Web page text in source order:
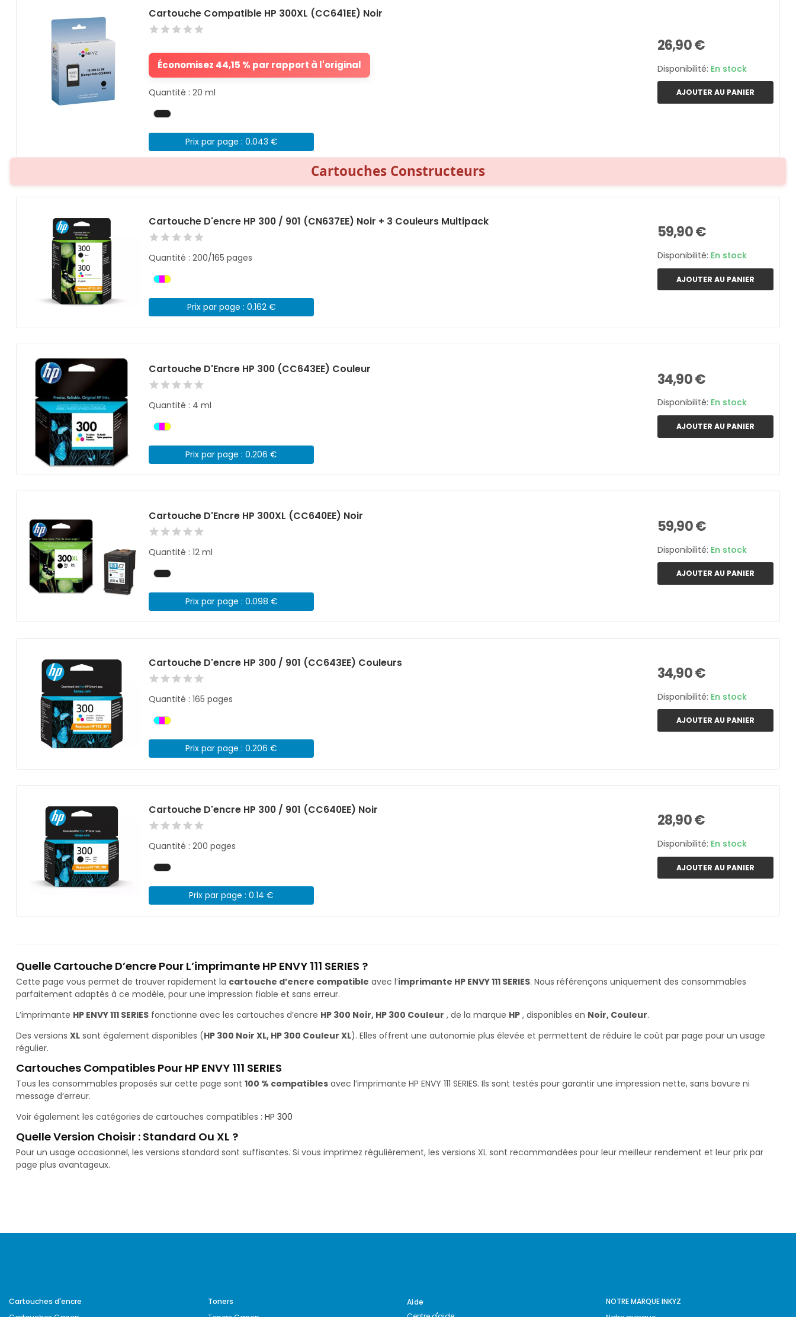
Cartouche Compatible HP 300XL (CC641EE) Noir
Économisez 44,15 % par rapport à l'original
Quantité : 20 ml
Prix par page : 0.043 €
26,90 €
Disponibilité: En stock
AJOUTER AU PANIER
Cartouches Constructeurs
Cartouche D'encre HP 300 / 901 (CN637EE) Noir + 3 Couleurs Multipack
Quantité : 200/165 pages
Prix par page : 0.162 €
59,90 €
Disponibilité: En stock
AJOUTER AU PANIER
Cartouche D'Encre HP 300 (CC643EE) Couleur
Quantité : 4 ml
Prix par page : 0.206 €
34,90 €
Disponibilité: En stock
AJOUTER AU PANIER
Cartouche D'Encre HP 300XL (CC640EE) Noir
Quantité : 12 ml
Prix par page : 0.098 €
59,90 €
Disponibilité: En stock
AJOUTER AU PANIER
Cartouche D'encre HP 300 / 901 (CC643EE) Couleurs
Quantité : 165 pages
Prix par page : 0.206 €
34,90 €
Disponibilité: En stock
AJOUTER AU PANIER
Cartouche D'encre HP 300 / 901 (CC640EE) Noir
Quantité : 200 pages
Prix par page : 0.14 €
28,90 €
Disponibilité: En stock
AJOUTER AU PANIER
Quelle Cartouche D’encre Pour L’imprimante HP ENVY 111 SERIES ?
Cette page vous permet de trouver rapidement la cartouche d’encre compatible avec l’imprimante HP ENVY 111 SERIES. Nous référençons uniquement des consommables
parfaitement adaptés à ce modèle, pour une impression fiable et sans erreur.
L’imprimante HP ENVY 111 SERIES fonctionne avec les cartouches d’encre HP 300 Noir, HP 300 Couleur , de la marque HP , disponibles en Noir, Couleur.
Des versions XL sont également disponibles (HP 300 Noir XL, HP 300 Couleur XL). Elles offrent une autonomie plus élevée et permettent de réduire le coût par page pour un usage
régulier.
Cartouches Compatibles Pour HP ENVY 111 SERIES
Tous les consommables proposés sur cette page sont 100 % compatibles avec l’imprimante HP ENVY 111 SERIES. Ils sont testés pour garantir une impression nette, sans bavure ni
message d’erreur.
Voir également les catégories de cartouches compatibles : HP 300
Quelle Version Choisir : Standard Ou XL ?
Pour un usage occasionnel, les versions standard sont suffisantes. Si vous imprimez régulièrement, les versions XL sont recommandées pour leur meilleur rendement et leur prix par
page plus avantageux.
Cartouches d'encre
Toners
Aide
NOTRE MARQUE INKYZ